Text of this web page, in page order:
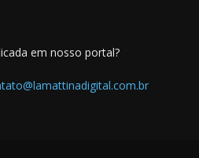
em nosso portal?